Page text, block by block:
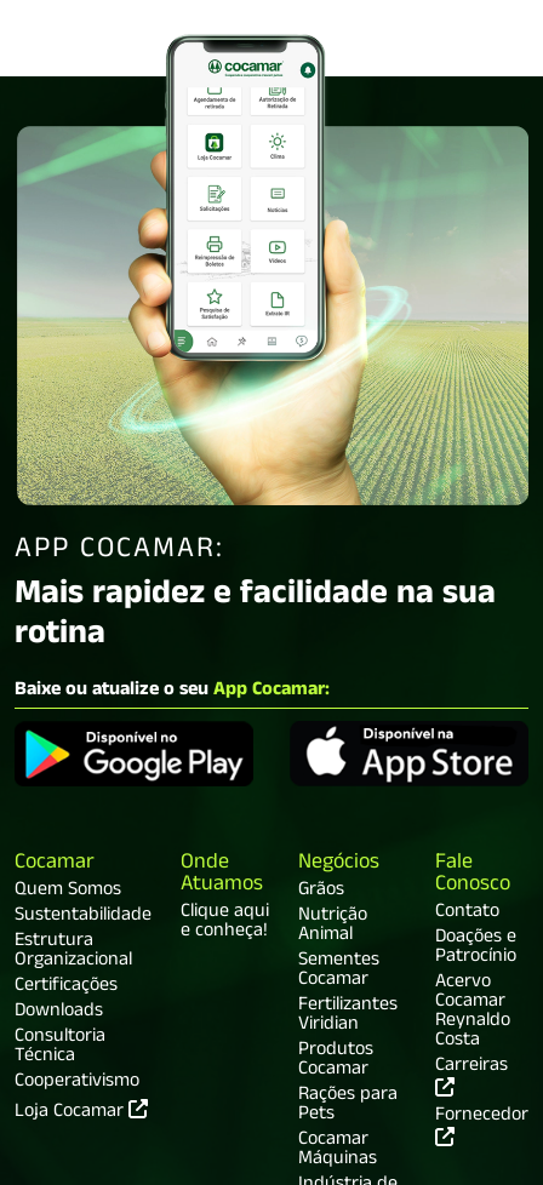
APP COCAMAR:
Mais rapidez e facilidade na sua
rotina
Baixe ou atualize o seuApp Cocamar:
Cocamar
Quem Somos
Sustentabilidade
Estrutura
Organizacional
Certificações
Downloads
Consultoria
Técnica
Cooperativismo
Loja Cocamar
Onde
Atuamos
Clique aqui
e conheça!
Negócios
Grãos
Nutrição
Animal
Sementes
Cocamar
Fertilizantes
Viridian
Produtos
Cocamar
Rações para
Pets
Cocamar
Máquinas
Fale
Conosco
Contato
Doações e
Patrocínio
Acervo
Cocamar
Reynaldo
Costa
Carreiras
Fornecedor